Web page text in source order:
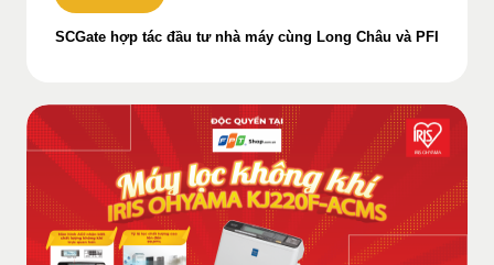
SCGate hợp tác đầu tư nhà máy cùng Long Châu và PFI